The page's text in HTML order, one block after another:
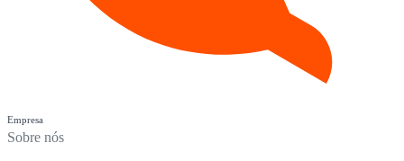
Empresa
Sobre nós